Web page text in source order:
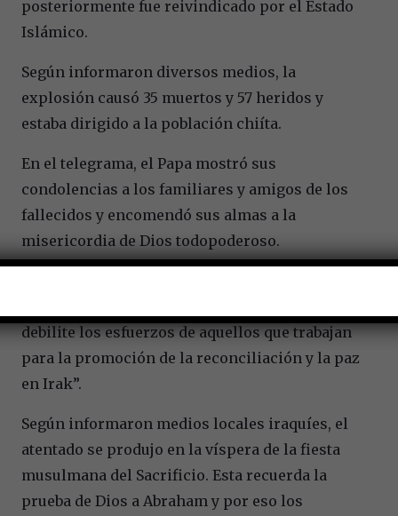
posteriormente fue reivindicado por el Estado
Islámico.
Según informaron diversos medios, la
explosión causó 35 muertos y 57 heridos y
estaba dirigido a la población chiíta.
En el telegrama, el Papa mostró sus
condolencias a los familiares y amigos de los
fallecidos y encomendó sus almas a la
misericordia de Dios todopoderoso.
debilite los esfuerzos de aquellos que trabajan
para la promoción de la reconciliación y la paz
en Irak”.
Según informaron medios locales iraquíes, el
atentado se produjo en la víspera de la fiesta
musulmana del Sacrificio. Esta recuerda la
prueba de Dios a Abraham y por eso los